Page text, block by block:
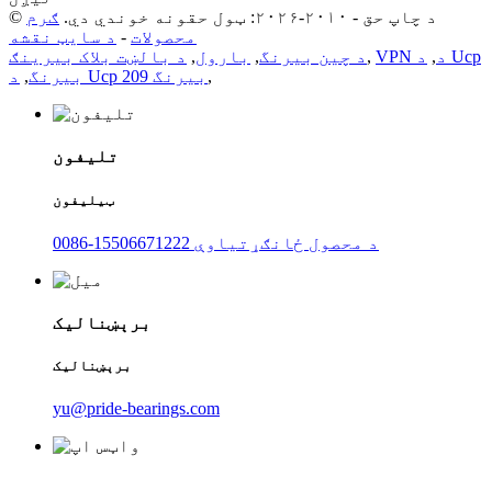
© د چاپ حق - ۲۰۱۰-۲۰۲۶: ټول حقونه خوندي دي.
ګرم
محصولات - د سایټ نقشه
د چین بیرنگ, بارول, د بالښت بلاک بیرینګ , VPN د , د Ucp
بیرنگ, د Ucp 209 بیرنگ ,
تلیفون
ټیلیفون
0086-15506671222 د محصول ځانګړتیاوې
برېښنالیک
برېښنالیک
yu@pride-bearings.com